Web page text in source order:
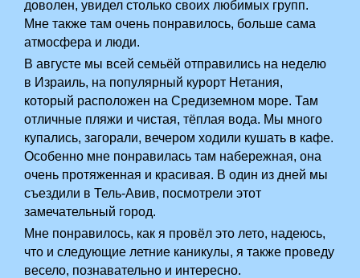
доволен, увидел столько своих любимых групп.
Мне также там очень понравилось, больше сама
атмосфера и люди.
В августе мы всей семьёй отправились на неделю
в Израиль, на популярный курорт Нетания,
который расположен на Средиземном море. Там
отличные пляжи и чистая, тёплая вода. Мы много
купались, загорали, вечером ходили кушать в кафе.
Особенно мне понравилась там набережная, она
очень протяженная и красивая. В один из дней мы
съездили в Тель-Авив, посмотрели этот
замечательный город.
Мне понравилось, как я провёл это лето, надеюсь,
что и следующие летние каникулы, я также проведу
весело, познавательно и интересно.